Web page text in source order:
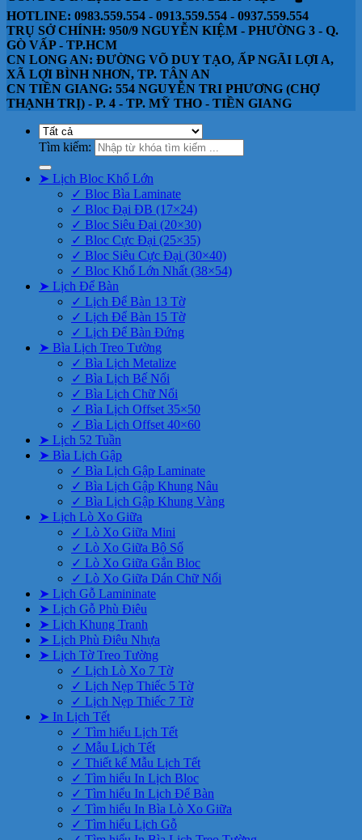
HOTLINE: 0983.559.554 - 0913.559.554 - 0937.559.554
TRỤ SỞ CHÍNH: 950/9 NGUYỄN KIỆM - PHƯỜNG 3 - Q.
GÒ VẤP - TP.HCM
CN LONG AN: ĐƯỜNG VÕ DUY TẠO, ẤP NGÃI LỢI A,
XÃ LỢI BÌNH NHƠN, TP. TÂN AN
CN TIỀN GIANG: 554 NGUYỄN TRI PHƯƠNG (CHỢ
THẠNH TRỊ) - P. 4 - TP. MỸ THO - TIỀN GIANG
Tìm kiếm:
➤ Lịch Bloc Khổ Lớn
✓ Bloc Bìa Laminate
✓ Bloc Đại ĐB (17×24)
✓ Bloc Siêu Đại (20×30)
✓ Bloc Cực Đại (25×35)
✓ Bloc Siêu Cực Đại (30×40)
✓ Bloc Khổ Lớn Nhất (38×54)
➤ Lịch Để Bàn
✓ Lịch Để Bàn 13 Tờ
✓ Lịch Để Bàn 15 Tờ
✓ Lịch Để Bàn Đứng
➤ Bìa Lịch Treo Tường
✓ Bìa Lịch Metalize
✓ Bìa Lịch Bế Nổi
✓ Bìa Lịch Chữ Nổi
✓ Bìa Lịch Offset 35×50
✓ Bìa Lịch Offset 40×60
➤ Lịch 52 Tuần
➤ Bìa Lịch Gập
✓ Bìa Lịch Gập Laminate
✓ Bìa Lịch Gập Khung Nâu
✓ Bìa Lịch Gập Khung Vàng
➤ Lịch Lò Xo Giữa
✓ Lò Xo Giữa Mini
✓ Lò Xo Giữa Bộ Số
✓ Lò Xo Giữa Gắn Bloc
✓ Lò Xo Giữa Dán Chữ Nổi
➤ Lịch Gỗ Lamininate
➤ Lịch Gỗ Phù Điêu
➤ Lịch Khung Tranh
➤ Lịch Phù Điêu Nhựa
➤ Lịch Tờ Treo Tường
✓ Lịch Lò Xo 7 Tờ
✓ Lịch Nẹp Thiếc 5 Tờ
✓ Lịch Nẹp Thiếc 7 Tờ
➤ In Lịch Tết
✓ Tìm hiểu Lịch Tết
✓ Mẫu Lịch Tết
✓ Thiết kế Mẫu Lịch Tết
✓ Tìm hiểu In Lịch Bloc
✓ Tìm hiểu In Lịch Để Bàn
✓ Tìm hiểu In Bìa Lò Xo Giữa
✓ Tìm hiểu Lịch Gỗ